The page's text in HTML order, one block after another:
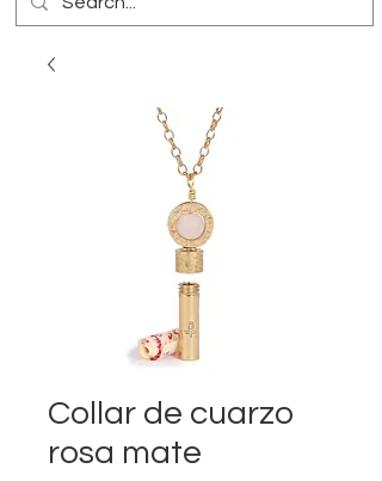
Collar de cuarzo
rosa mate